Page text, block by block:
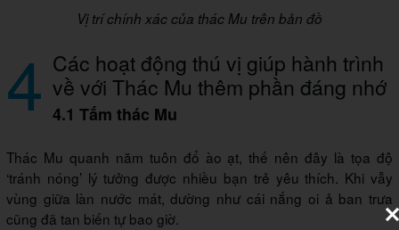
Vị trí chính xác của thác Mu trên bản đồ
4 Các hoạt động thú vị giúp hành trình
về với Thác Mu thêm phần đáng nhớ
4.1 Tắm thác Mu
Thác Mu quanh năm tuôn đổ ào ạt, thế nên đây là tọa độ
‘tránh nóng’ lý tưởng được nhiều bạn trẻ yêu thích. Khi vẫy
vùng giữa làn nước mát, dường như cái nắng oi ả ban trưa
cũng đã tan biến tự bao giờ.